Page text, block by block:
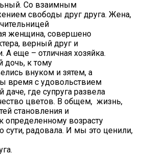
Со взаимным
свободы друг друга. Жена,
женщина, совершено
верный друг и
еще – отличная хозяйка.
дочь, к тому
внуком и зятем, а
время с удовольствием
где супруга развела
цветов. В общем, жизнь,
становления и
определенному возрасту
сути, радовала. И мы это ценили,